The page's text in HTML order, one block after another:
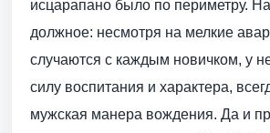
исцарапано было по периметру.
должное: несмотря на мелкие
случаются с каждым новичком, у
силу воспитания и характера,
мужская манера вождения. Да и